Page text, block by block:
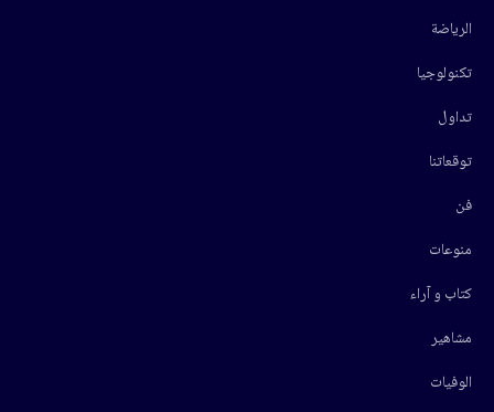
الرياضة
تكنولوجيا
تداول
توقعاتنا
فن
منوعات
كتاب و آراء
مشاهير
الوفيات